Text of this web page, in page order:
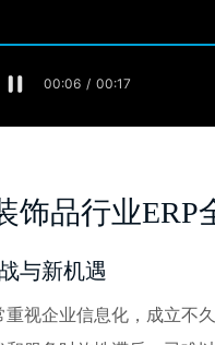
饰品行业
与新机遇
重视企业信息化，成立不